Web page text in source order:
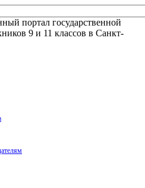
портал государственной
9 и 11 классов в Санкт-